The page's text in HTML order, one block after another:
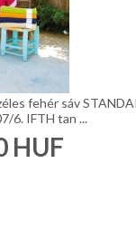
fehér sáv
6. IFTH tan ...
HUF